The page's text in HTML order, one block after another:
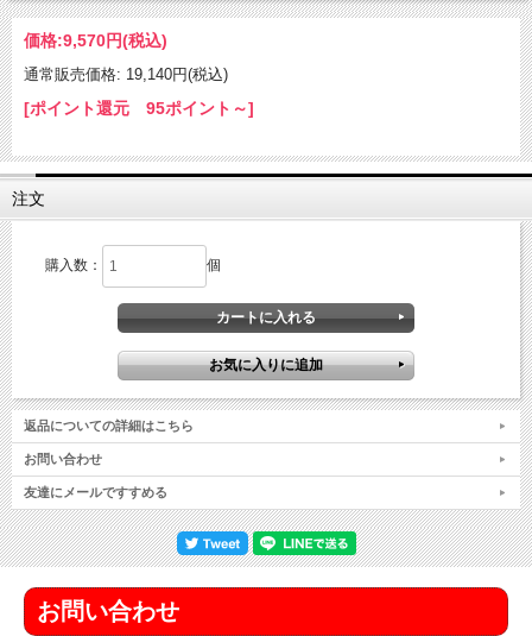
価格:9,570円(税込)
通常販売価格: 19,140円(税込)
[ポイント還元 95ポイント～]
注文
購入数： 個
返品についての詳細はこちら
お問い合わせ
友達にメールですすめる
お問い合わせ